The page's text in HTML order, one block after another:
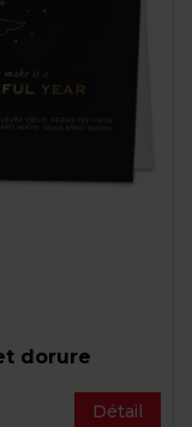
dorure
Détail